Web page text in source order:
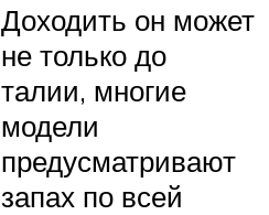
Доходить он может
не только до
талии, многие
модели
предусматривают
запах по всей